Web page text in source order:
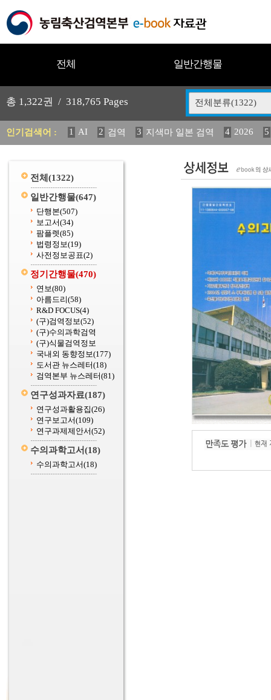
전체 일반간행물
총 1,322권 / 318,765 Pages 전체분류(1322)
인기검색어 : 1 AI 2 검역 3 지색마 일본 검역 4 2026
5
11 2025 12 중독성 식물 도감 13 媛 異 14
전체 (1322)
일반간행물(647)
단행본(507)
보고서(34)
팜플렛(85)
법령정보(19)
사전정보공표(2)
정기간행물(470)
연보(80)
아름드리(58)
R&D FOCUS(4)
(구)검역정보(52)
(구)수의과학검역
(구)식물검역정보
국내외 동향정보(177)
도서관 뉴스레터(18)
검역본부 뉴스레터(81)
연구성과자료(187)
연구성과활용집(26)
연구보고서(109)
연구과제제안서(52)
수의과학고서(18)
수의과학고서(18)